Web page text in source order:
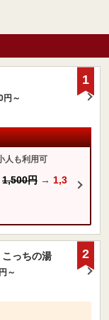
円～
人も利用可
1,500円 → 1,3
1
っちの湯
～
2